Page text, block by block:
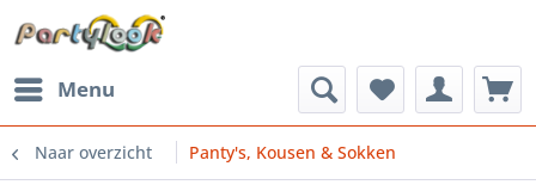
Menu
Naar overzicht Panty's, Kousen & Sokken